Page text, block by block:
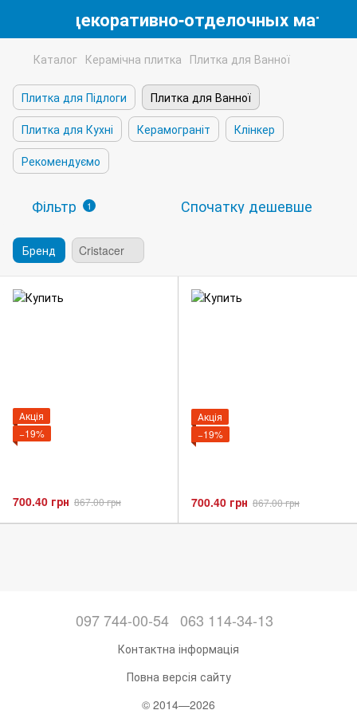
декоративно-отделочных
Каталог Керамічна плитка Плитка для Ванної
Плитка для Підлоги
Плитка для Ванної
Плитка для Кухні
Керамограніт
Клінкер
Рекомендуємо
Фільтр 1 Спочатку дешевше
Бренд Cristacer
Акція
−19%
700.40 грн 867.00 грн
Акція
−19%
700.40 грн 867.00 грн
097 744-00-54 063 114-34-13
Контактна інформація
Повна версія сайту
© 2014—2026